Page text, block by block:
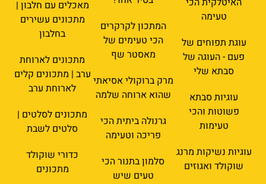
טעימה
עוגת תפוחים של
פעם - העוגה של
סבתא שלי
עוגיות סבתא
פשוטות והכי
טעימות
עוגיות נשיקות מרנג
שוקולד ואגוזים
המתכון לקרקרים
הכי טעימים של
מאסטר שף
מרק ברוקולי אסיאתי
שהוא ארוחה שלמה
גרנולה ביתית הכי
פריכה וטעימה
סלמון בתנור הכי
טעים שיש
מאכלים עם חלבון |
מתכונים עשירים
בחלבון
מתכונים לארוחת
ערב | מתכונים קלים
לארוחת ערב
מתכונים לסלטים |
סלטים לשבת
כדורי שוקולד
מתכונים